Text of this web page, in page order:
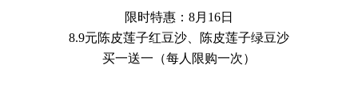
限时特惠：8月16日
8.9元陈皮莲子红豆沙、陈皮莲子绿豆沙
买一送一（每人限购一次）